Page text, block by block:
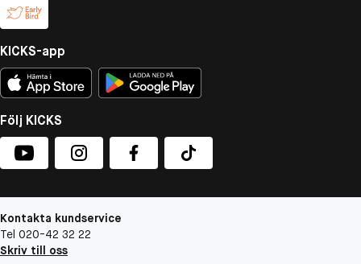
KICKS-app
Följ KICKS
Kontakta kundservice
Tel 020-42 32 22
Skriv till oss